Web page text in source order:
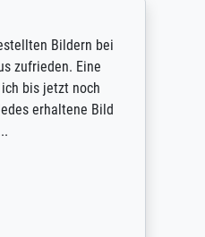
Die Ausführung
Weile gedauert, die
wurde aber
unterschritten. Die
und des Drucks